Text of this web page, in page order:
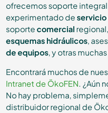
ofrecemos soporte
experimentado de
soportecomercial
esquemas hidráulicos,
de equipos, y otras
Encontrará muchos de
Intranet de ÖkoFEN. ¿Aún
No hay problema,
distribuidor regional de